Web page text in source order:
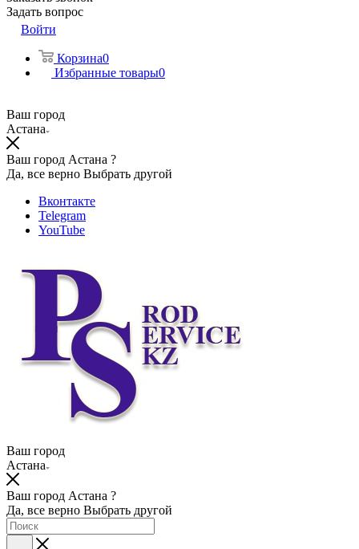
Задать вопрос
Войти
Корзина0
Избранные товары0
Ваш город
Астана
Ваш город Астана ?
Да, все верно Выбрать другой
Вконтакте
Telegram
YouTube
Ваш город
Астана
Ваш город Астана ?
Да, все верно Выбрать другой